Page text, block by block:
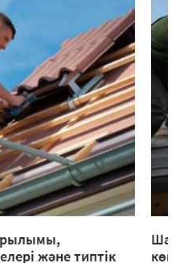
және типтік